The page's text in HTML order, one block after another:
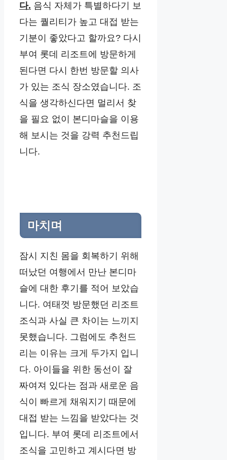
다. 음식 자체가 특별하다기 보
다는 퀄리티가 높고 대접 받는
기분이 좋았다고 할까요? 다시
부여 롯데 리조트에 방문하게
된다면 다시 한번 방문할 의사
가 있는 조식 장소였습니다. 조
식을 생각하신다면 멀리서 찾
을 필요 없이 본디마슬을 이용
해 보시는 것을 강력 추천드립
니다.
마치며
잠시 지친 몸을 회복하기 위해
떠났던 여행에서 만난 본디마
슬에 대한 후기를 적어 보았습
니다. 여태껏 방문했던 리조트
조식과 사실 큰 차이는 느끼지
못했습니다. 그럼에도 추천드
리는 이유는 크게 두가지 입니
다. 아이들을 위한 동선이 잘
짜여져 있다는 점과 새로운 음
식이 빠르게 채워지기 때문에
대접 받는 느낌을 받았다는 것
입니다. 부여 롯데 리조트에서
조식을 고민하고 계시다면 방